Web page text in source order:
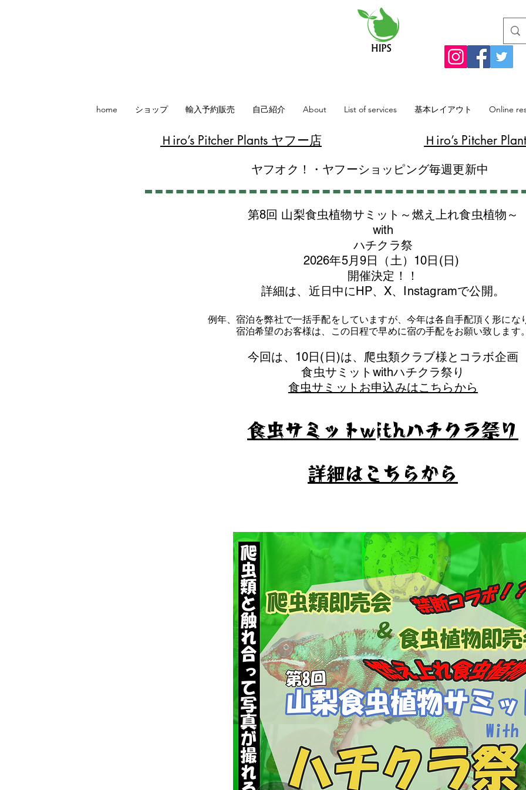
home ショップ 輸入予約販売 自己紹介 About List of services 基本レイアウト Online
​Ｈiro’s Pitcher Plants ヤフー店 Ｈiro’s Pitcher
ヤフオク！・ヤフーショッピング毎週更新中
第8回 山梨食虫植物サミット～燃え上れ食虫植物～
with
​ハチクラ祭
2026年5月9日（土）10日(日)
​開催決定！！
詳細は、近日中にHP、X、Instagramで公開。
例年、宿泊を弊社で一括手配をしていますが、今年は各自手配頂く形にな
​宿泊希望のお客様は、この日程で早めに宿の手配をお願い致します。
​今回は、10日(日)は、爬虫類クラブ様とコラボ企画
​食虫サミットwithハチクラ祭り
食虫サミットお申込みはこちらから
食虫サミットwithハチクラ祭り
​詳細はこちらから